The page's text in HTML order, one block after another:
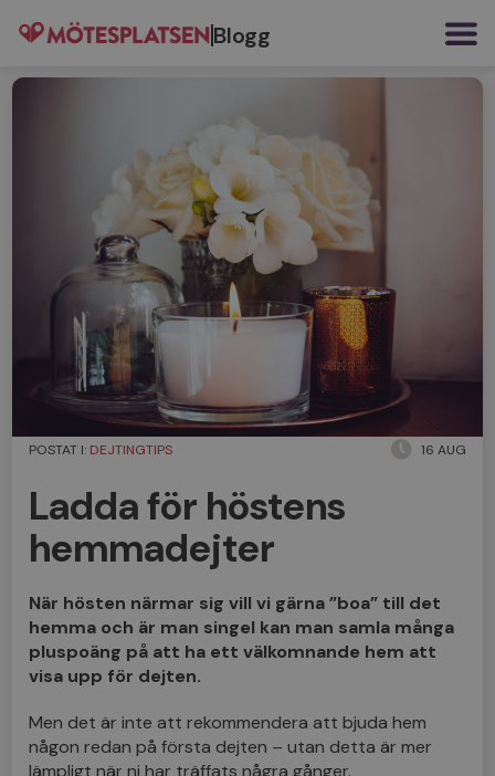
Blogg
POSTAT I: DEJTINGTIPS 16 AUG
Ladda för höstens
hemmadejter
När hösten närmar sig vill vi gärna ”boa” till det
hemma och är man singel kan man samla många
pluspoäng på att ha ett välkomnande hem att
visa upp för dejten.
Men det är inte att rekommendera att bjuda hem
någon redan på första dejten – utan detta är mer
lämpligt när ni har träffats några gånger.